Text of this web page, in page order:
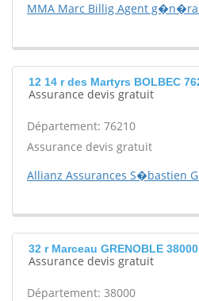
MMA Marc Billig Agent
12 14 r des Martyrs BOLBEC
Assurance devis gratuit
Département: 76210
Assurance devis gratuit
Allianz Assurances S�bastien
32 r Marceau GRENOBLE 38000
Assurance devis gratuit
Département: 38000